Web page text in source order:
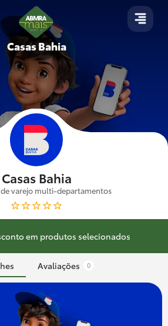
Casas Bahia
Casas Bahia
varejo multi-departamentos
em produtos selecionados
Avaliações 0